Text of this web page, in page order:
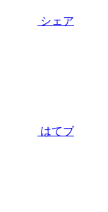
シェア
はてブ